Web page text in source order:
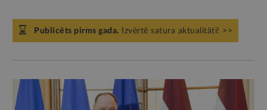
Publicēts pirms gada. Izvērtē satura aktualitāti! >>